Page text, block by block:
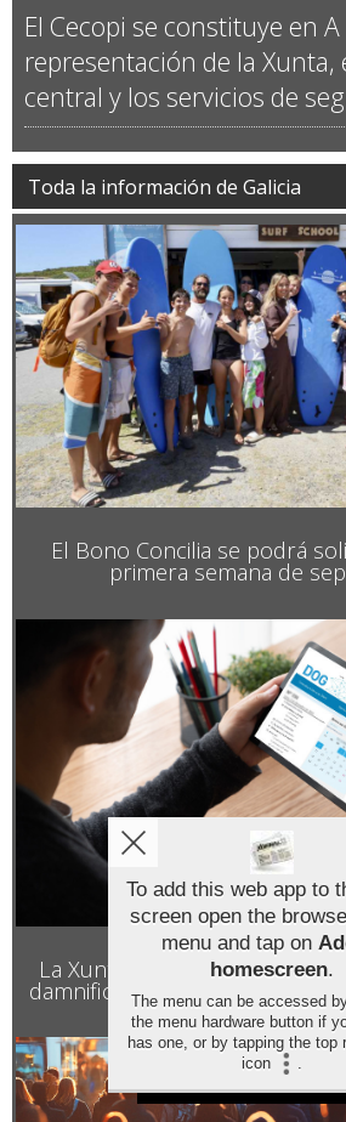
El Cecopi se constituye en
representación de la Xunta,
central y los servicios de
Toda la información de Galicia
El Bono Concilia se podrá
primera semana de
La Xunta destina 500.000
damnificados por los
Aviso sobre el Uso de
Utilizamos cookies
funcionamiento del
lista de cookies y como
nuestra Política de
Aceptar Cookies
To add this web app to
screen open the
menu and tap on
homescreen.
The menu can be accessed
the menu hardware button if
has one, or by tapping the top
icon
.